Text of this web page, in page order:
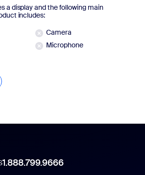
a display and the following main
includes:
Camera
Microphone
savoir plus
1.888.799.9666